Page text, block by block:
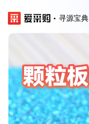
寻源宝典